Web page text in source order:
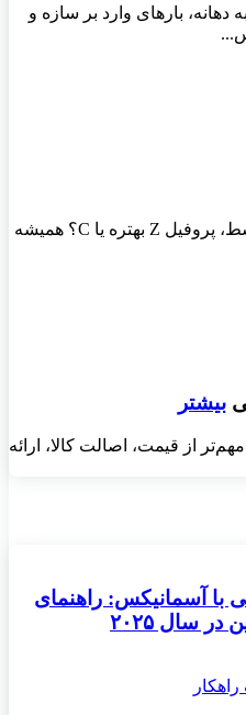
نه لزوماً. انتخاب بین Z و C به دهانه، بارهای وارد بر سازه و
برای یک سوله با دهانه متوسط، پروفیل Z بهتره یا C؟ همیشه
بیشتر
از قیمت، اصالت کالا، ارائه
آسمانیکس: راهنمای
سال ۲۰۲۵